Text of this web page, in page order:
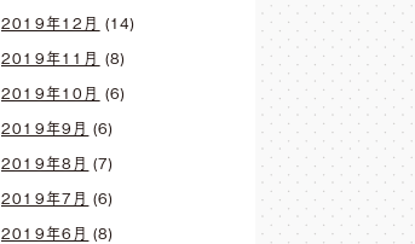
2019年12月 (14)
2019年11月 (8)
2019年10月 (6)
2019年9月 (6)
2019年8月 (7)
2019年7月 (6)
2019年6月 (8)